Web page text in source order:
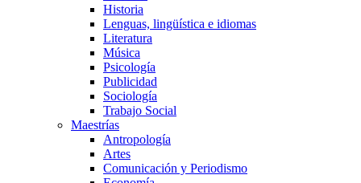
Historia
Lenguas, lingüística e idiomas
Literatura
Música
Psicología
Publicidad
Sociología
Trabajo Social
Maestrías
Antropología
Artes
Comunicación y Periodismo